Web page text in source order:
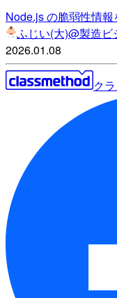
Node.js の脆弱性情
ふじい(大)@製造
2026.01.08
ク